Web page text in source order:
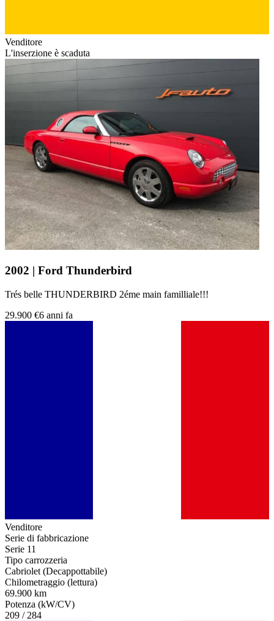
Venditore
L'inserzione è scaduta
2002 | Ford Thunderbird
Trés belle THUNDERBIRD 2éme main familliale!!!
29.900 €6 anni fa
Venditore
Serie di fabbricazione
Serie 11
Tipo carrozzeria
Cabriolet (Decappottabile)
Chilometraggio (lettura)
69.900 km
Potenza (kW/CV)
209 / 284